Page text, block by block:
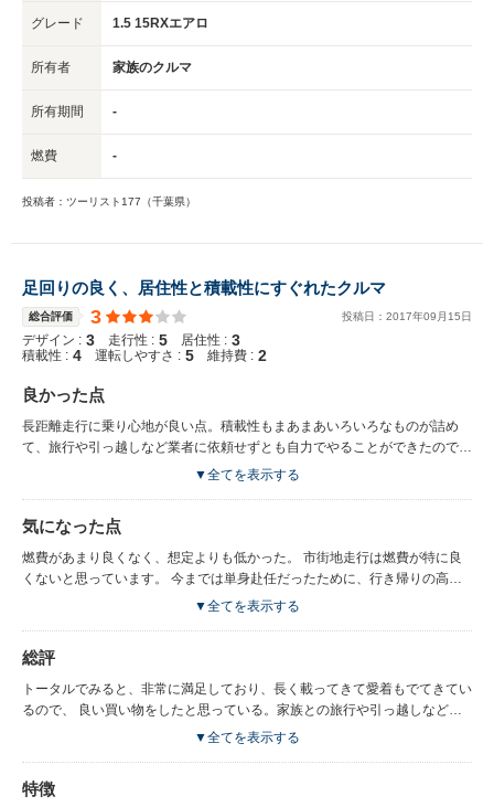
グレード 1.5 15RXエアロ
所有者 家族のクルマ
所有期間 -
燃費 -
投稿者：ツーリスト177（千葉県）
足回りの良く、居住性と積載性にすぐれたクルマ
総合評価 3 投稿日： 2017年09 月 15日
デザイン : 3 走行性 : 5 居住性 : 3
積載性 : 4 運転しやすさ : 5 維持費 : 2
良かった点
長距離走行に乗り心地が良い点。積載性もまあまあいろいろなものが詰め
て、旅行や引っ越しなど業者に依頼せずとも自力でやることができたので、
非常に良いと思っております。 足回りがしっかりしている。タイヤが丈夫
▼全てを表示する
気になった点
燃費があまり良くなく、想定よりも低かった。 市街地走行は燃費が特に良
くないと思っています。 今までは単身赴任だったために、行き帰りの高速
で燃費がよかったが、 利用シーンが変わったので、15km/lでていたのが、
す。。特に昨今はガソリン代も高いので、これであれば他の候補に上がって
いた車種を選択していた可能性もあったので、購入前に知りたかった点と考
えています。
▼全てを表示する
総評
トータルでみると、非常に満足しており、長く載ってきて愛着もでてきてい
るので、 良い買い物をしたと思っている。家族との旅行や引っ越しなどホ
ウボウ出歩いて、たくさんの思い出があり、とても良い車だったと思ってお
▼全てを表示する
特徴